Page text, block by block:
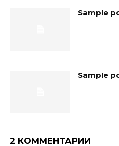
Sample
Sample
2 КОММЕНТАРИИ